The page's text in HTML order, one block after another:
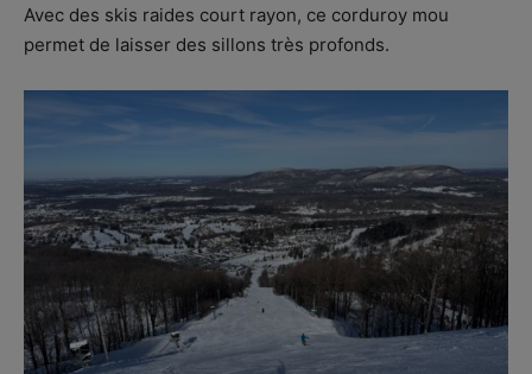
Avec des skis raides court rayon, ce corduroy mou
permet de laisser des sillons très profonds.